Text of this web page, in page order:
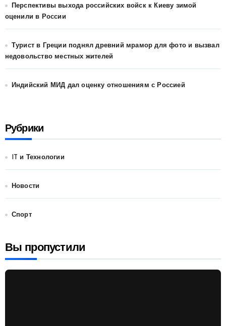
Перспективы выхода российских войск к Киеву зимой
оценили в России
Турист в Греции поднял древний мрамор для фото и вызвал
недовольство местных жителей
Индийский МИД дал оценку отношениям с Россией
Рубрики
IT и Технологии
Новости
Спорт
Вы пропустили